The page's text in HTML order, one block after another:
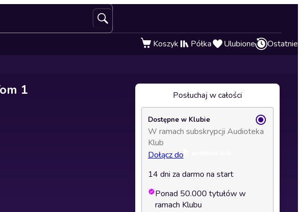
Koszyk Półka Ulubione Ostatnie
1 Posłuchaj w całości
Dostępne w Klubie
W ramach subskrypcji Audioteka
Klub
Dołącz do
14 dni za darmo na start
Ponad 50.000 tytułów w
ramach Klubu